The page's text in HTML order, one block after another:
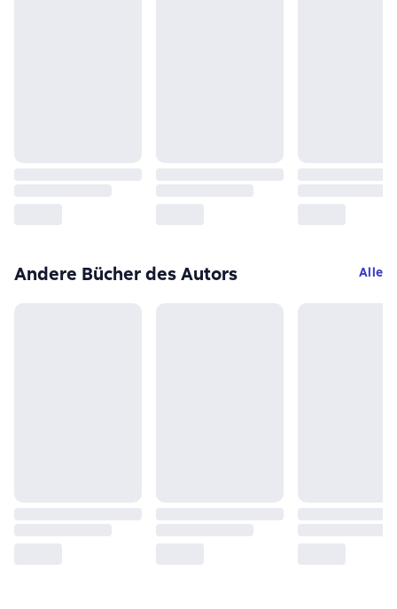
Andere Bücher des Autors Alle